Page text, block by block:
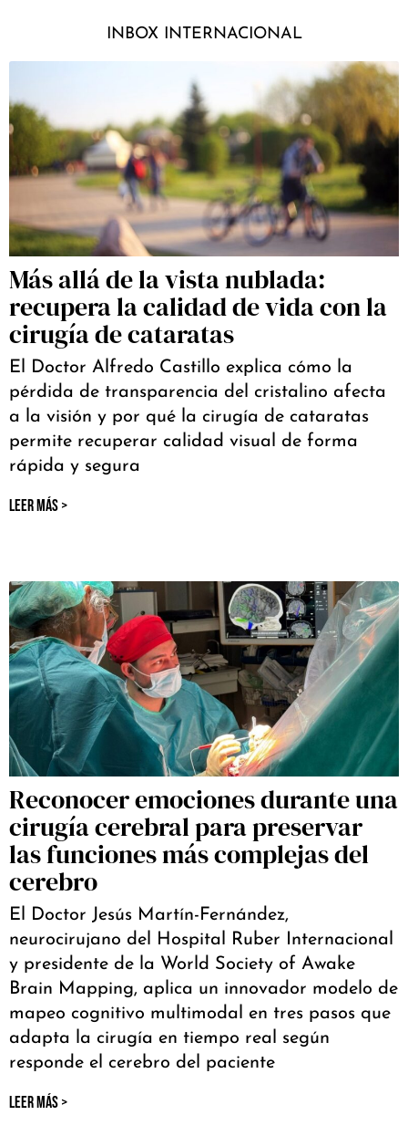
INBOX INTERNACIONAL
Más allá de la vista nublada:
recupera la calidad de vida con la
cirugía de cataratas
El Doctor Alfredo Castillo explica cómo la
pérdida de transparencia del cristalino afecta
a la visión y por qué la cirugía de cataratas
permite recuperar calidad visual de forma
rápida y segura
LEER MÁS >
Reconocer emociones durante una
cirugía cerebral para preservar
las funciones más complejas del
cerebro
El Doctor Jesús Martín-Fernández,
neurocirujano del Hospital Ruber Internacional
y presidente de la World Society of Awake
Brain Mapping, aplica un innovador modelo de
mapeo cognitivo multimodal en tres pasos que
adapta la cirugía en tiempo real según
responde el cerebro del paciente
LEER MÁS >